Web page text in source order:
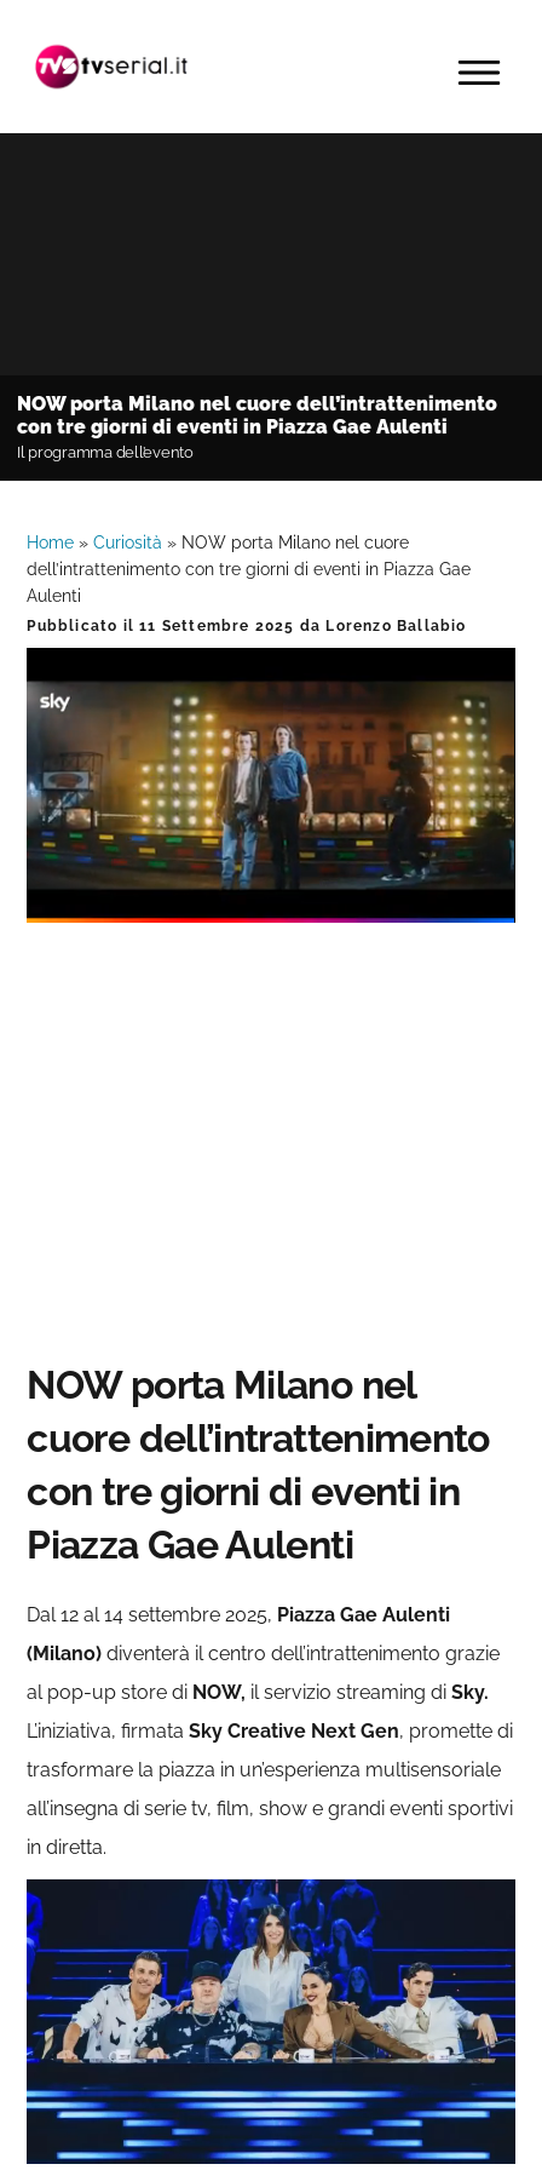
navigazione
contenuto
barra
primaria
MENU
NOW porta Milano nel cuore dell’intrattenimento
con tre giorni di eventi in Piazza Gae Aulenti
Il programma dell’evento
Home »Curiosità » NOW porta Milano nel cuore
dell’intrattenimento con tre giorni di eventi in Piazza Gae
Aulenti
Pubblicato il11 Settembre 2025 da Lorenzo Ballabio
Unmute
0%
0%
NOW porta Milano nel
cuore dell’intrattenimento
con tre giorni di eventi in
Piazza Gae Aulenti
Dal 12 al 14 settembre 2025, Piazza Gae Aulenti
(Milano) diventerà il centro dell’intrattenimento grazie
al pop-up store di NOW, il servizio streaming diSky.
L’iniziativa, firmataSky Creative Next Gen, promette di
trasformare la piazza in un’esperienza multisensoriale
all’insegna di serie tv, film, show e grandi eventi sportivi
in diretta.